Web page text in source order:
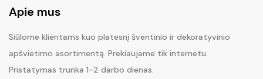
Apie mus
Siūlome klientams kuo platesnį šventinio ir dekoratyvinio
apšvietimo asortimentą. Prekiaujame tik internetu.
Pristatymas trunka 1-2 darbo dienas.